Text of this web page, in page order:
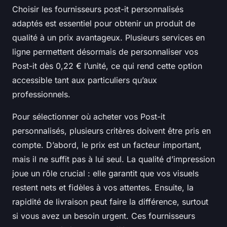
Choisir les fournisseurs post-it personnalisés
adaptés est essentiel pour obtenir un produit de
qualité à un prix avantageux. Plusieurs services en
ligne permettent désormais de personnaliser vos
Post-it dès 0,22 € l’unité, ce qui rend cette option
accessible tant aux particuliers qu’aux
professionnels.
Pour sélectionner où acheter vos Post-it
personnalisés, plusieurs critères doivent être pris en
compte. D’abord, le prix est un facteur important,
mais il ne suffit pas à lui seul. La qualité d’impression
joue un rôle crucial : elle garantit que vos visuels
restent nets et fidèles à vos attentes. Ensuite, la
rapidité de livraison peut faire la différence, surtout
si vous avez un besoin urgent. Ces fournisseurs